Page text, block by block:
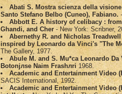
Abati S. Mostra scienza della
Santo Stefano Belbo (Cuneo), Fabiano.
Abbott E. A history of celibacy :
Ghandi, and Cher - New York: Scribner,
Abernethy R. and Nicholas
inspired by Leonardo da Vinci's "The
The Gallery, 1977.
Abule M. and S. Mu*ca Leonardo
Botonjлse Naim Frashлri 1968.
Academic and Entertainment Video
SACIS International, 1992.
Academic and Entertainment Video